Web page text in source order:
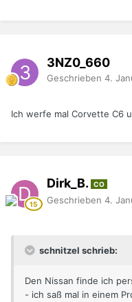
3NZ0_660
Geschrieben 4.
Ich werfe mal Corvette C6
Dirk_B. CO
Geschrieben 4.
schnitzel schrieb:
Den Nissan finde ich
- ich saß mal in einem